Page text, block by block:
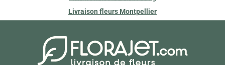
Livraison fleurs Montpellier